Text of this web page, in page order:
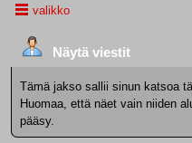
valikko
Näytä viestit
Tämä jakso sallii sinun katsoa
Huomaa, että näet vain niiden
pääsy.